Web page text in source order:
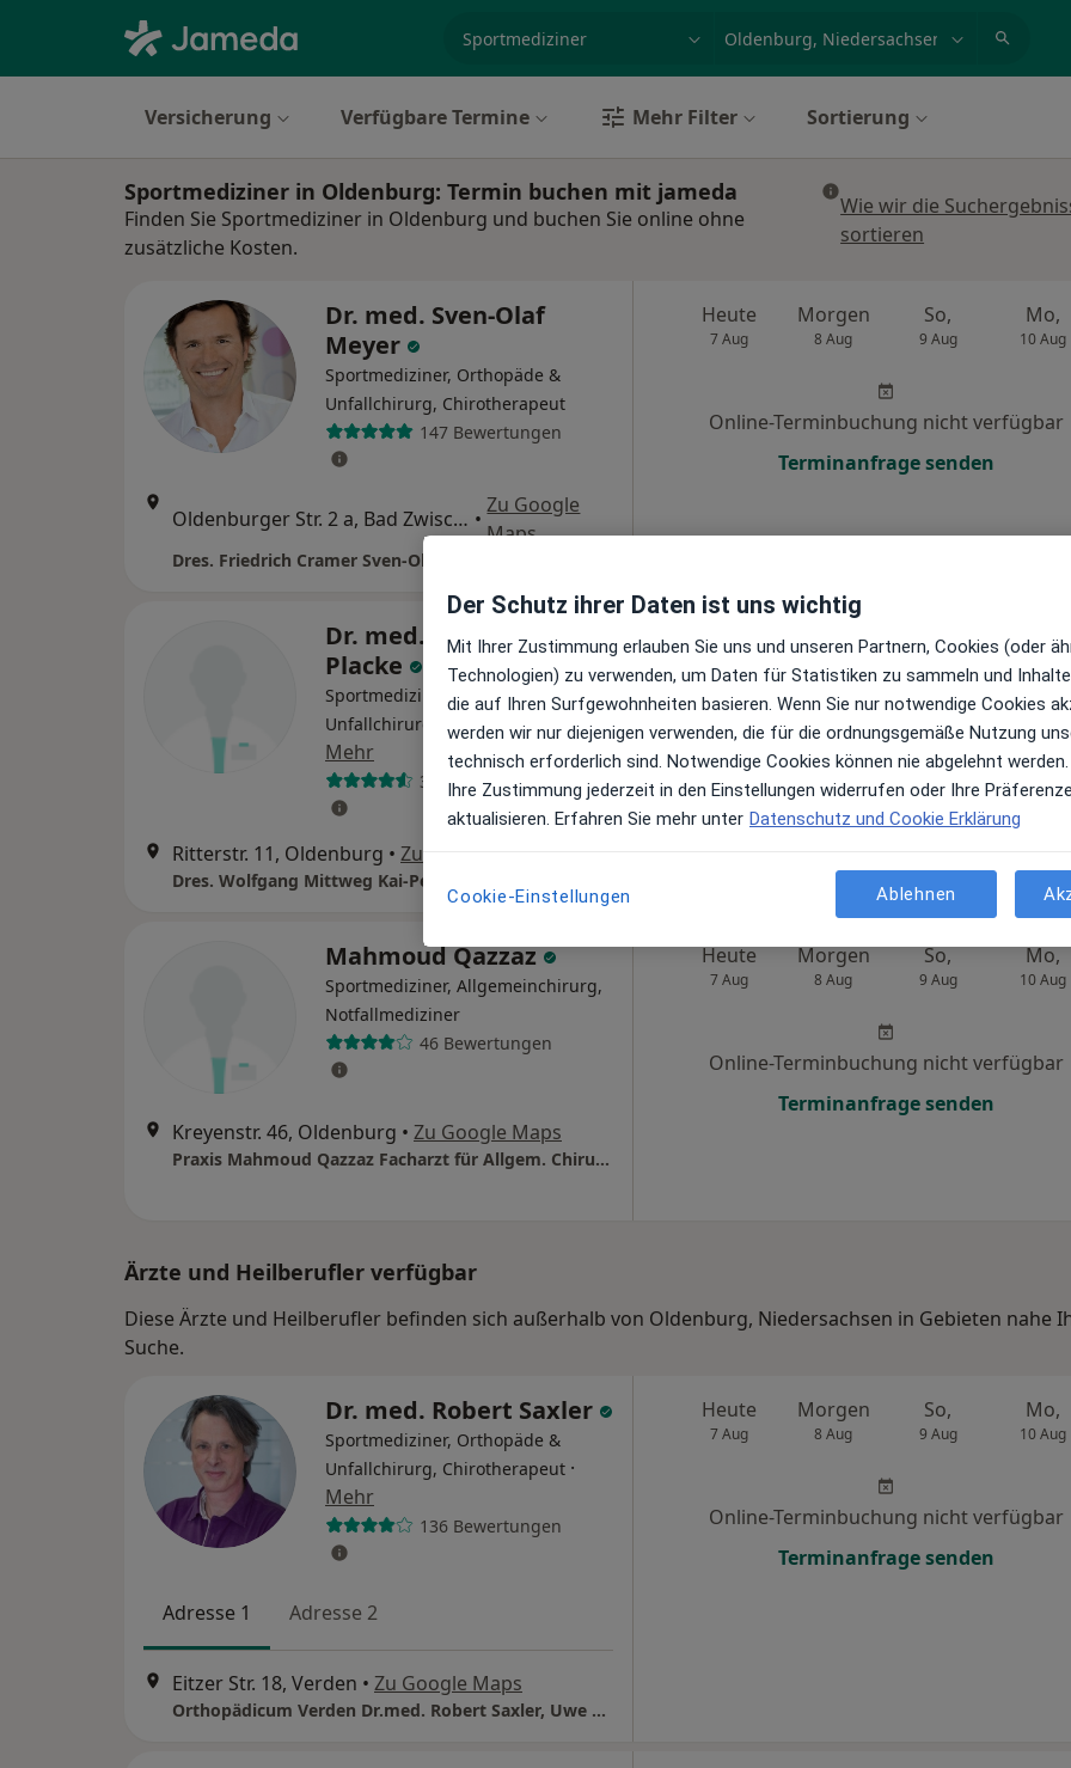
Versicherung Verfügbare Termine Mehr Filter Sortierung
Sportmediziner in Oldenburg: Termin buchen mit jameda
Finden Sie Sportmediziner in Oldenburg und buchen Sie online ohne
zusätzliche Kosten.
Wie wir die
sortieren
Dr. med. Sven-Olaf
Meyer
Sportmediziner, Orthopäde &
Unfallchirurg, Chirotherapeut
147 Bewertungen
Oldenburger Str. 2 a, Bad Zwischenahn •
Zu Google
Maps
Heute
7 Aug
Morgen
8 Aug
So,
9 Aug
Mo,
10 Aug
Online-Terminbuchung nicht verfügbar
Terminanfrage senden
Dr. med. Kai-Peter
Placke
Sportmediziner, Orthopäde &
Unfallchirurg, Chirotherapeut ·
Mehr
32 Bewertungen
Ritterstr. 11, Oldenburg • Zu Google Maps
Heute
7 Aug
Morgen
8 Aug
So,
9 Aug
Mo,
10 Aug
Online-Terminbuchung nicht verfügbar
Terminanfrage senden
Mahmoud Qazzaz
Sportmediziner, Allgemeinchirurg,
Notfallmediziner
46 Bewertungen
Kreyenstr. 46, Oldenburg • Zu Google Maps
Praxis Mahmoud Qazzaz Facharzt für Allgem. Chirurgie
Heute
7 Aug
Morgen
8 Aug
So,
9 Aug
Mo,
10 Aug
Online-Terminbuchung nicht verfügbar
Terminanfrage senden
Ärzte und Heilberufler verfügbar
Diese Ärzte und Heilberufler befinden sich außerhalb von Oldenburg, Niedersachsen in Gebieten nahe
Suche.
Dr. med. Robert Saxler
Sportmediziner, Orthopäde &
Unfallchirurg, Chirotherapeut ·
Mehr
136 Bewertungen
Adresse 1 Adresse 2
Eitzer Str. 18, Verden • Zu Google Maps
Orthopädicum Verden Dr.med. Robert Saxler, Uwe Mall und Samir Drira.
Heute
7 Aug
Morgen
8 Aug
So,
9 Aug
Mo,
10 Aug
Online-Terminbuchung nicht verfügbar
Terminanfrage senden
Der Schutz ihrer Daten ist uns wichtig
Mit Ihrer Zustimmung erlauben Sie uns und unseren Partnern, Cookies (oder
Technologien) zu verwenden, um Daten für Statistiken zu sammeln und
die auf Ihren Surfgewohnheiten basieren. Wenn Sie nur notwendige Cookies
werden wir nur diejenigen verwenden, die für die ordnungsgemäße Nutzung
technisch erforderlich sind. Notwendige Cookies können nie abgelehnt werden.
Ihre Zustimmung jederzeit in den Einstellungen widerrufen oder Ihre
aktualisieren. Erfahren Sie mehr unter Datenschutz und Cookie Erklärung
Cookie-Einstellungen Ablehnen